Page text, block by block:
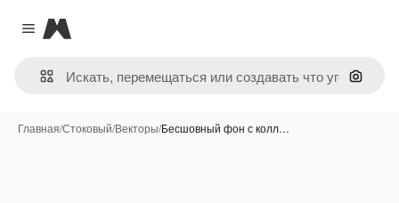
Close menu
Magnific
Поиск
Главная/Стоковый/Векторы/Бесшовный фон с колл…